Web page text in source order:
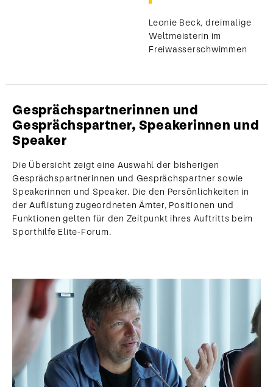
Leonie Beck, dreimalige
Weltmeisterin im
Freiwasserschwimmen
Gesprächspartnerinnen und
Gesprächspartner, Speakerinnen und
Speaker
Die Übersicht zeigt eine Auswahl der bisherigen
Gesprächspartnerinnen und Gesprächspartner sowie
Speakerinnen und Speaker. Die den Persönlichkeiten in
der Auflistung zugeordneten Ämter, Positionen und
Funktionen gelten für den Zeitpunkt ihres Auftritts beim
Sporthilfe Elite-Forum.